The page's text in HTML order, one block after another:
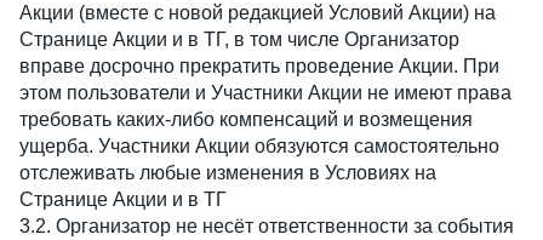
Акции (вместе с новой редакцией Условий Акции) на
Странице Акции и в ТГ, в том числе Организатор
вправе досрочно прекратить проведение Акции. При
этом пользователи и Участники Акции не имеют права
требовать каких-либо компенсаций и возмещения
ущерба. Участники Акции обязуются самостоятельно
отслеживать любые изменения в Условиях на
Странице Акции и в ТГ
3.2. Организатор не несёт ответственности за события